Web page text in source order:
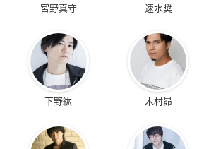
宮野真守 速水奨
下野紘 木村昴